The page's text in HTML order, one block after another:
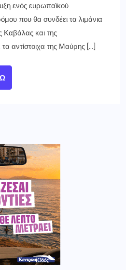
ενός ευρωπαϊκού
που θα συνδέει τα λιμάνια
Καβάλας και της
αντίστοιχα της Μαύρης […]